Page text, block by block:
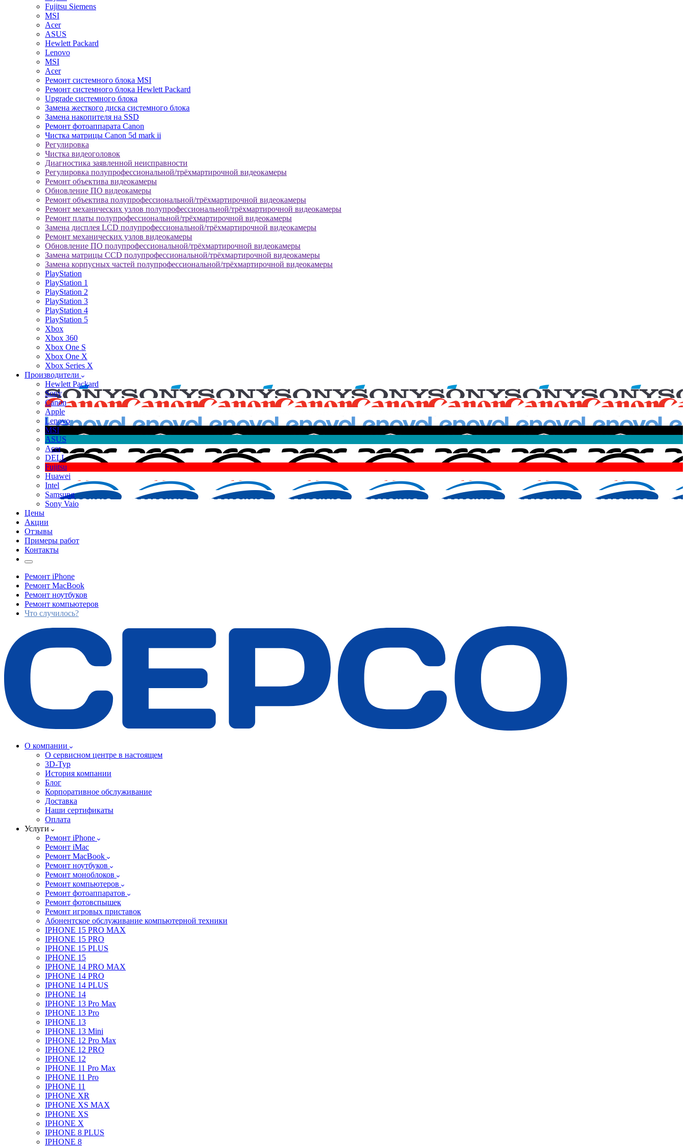
Fujitsu Siemens
MSI
Acer
ASUS
Hewlett Packard
Lenovo
MSI
Acer
Ремонт системного блока MSI
Ремонт системного блока Hewlett Packard
Upgrade системного блока
Замена жесткого диска системного блока
Замена накопителя на SSD
Ремонт фотоаппарата Canon
Чистка матрицы Canon 5d mark ii
Регулировка
Чистка видеоголовок
Диагностика заявленной неисправности
Регулировка полупрофессиональной/трёхмартирочной видеокамеры
Ремонт объектива видеокамеры
Обновление ПО видеокамеры
Ремонт объектива полупрофессиональной/трёхмартирочной видеокамеры
Ремонт механических узлов полупрофессиональной/трёхмартирочной видеокамеры
Ремонт платы полупрофессиональной/трёхмартирочной видеокамеры
Замена дисплея LCD полупрофессиональной/трёхмартирочной видеокамеры
Ремонт механических узлов видеокамеры
Обновление ПО полупрофессиональной/трёхмартирочной видеокамеры
Замена матрицы CCD полупрофессиональной/трёхмартирочной видеокамеры
Замена корпусных частей полупрофессиональной/трёхмартирочной видеокамеры
PlayStation
PlayStation 1
PlayStation 2
PlayStation 3
PlayStation 4
PlayStation 5
Xbox
Xbox 360
Xbox One S
Xbox One X
Xbox Series X
Производители
Hewlett Packard
Sony
Canon
Apple
Lenovo
MSI
ASUS
Acer
DELL
Fujitsu
Huawei
Intel
Samsung
Sony Vaio
Цены
Акции
Отзывы
Примеры работ
Контакты
Ремонт iPhone
Ремонт MacBook
Ремонт ноутбуков
Ремонт компьютеров
Что случилось?
О компании
О сервисном центре в настоящем
3D-Тур
История компании
Блог
Корпоративное обслуживание
Доставка
Наши сертификаты
Оплата
Услуги
Ремонт iPhone
Ремонт iMac
Ремонт MacBook
Ремонт ноутбуков
Ремонт моноблоков
Ремонт компьютеров
Ремонт фотоаппаратов
Ремонт фотовспышек
Ремонт игровых приставок
Абонентское обслуживание компьютерной техники
IPHONE 15 PRO MAX
IPHONE 15 PRO
IPHONE 15 PLUS
IPHONE 15
IPHONE 14 PRO MAX
IPHONE 14 PRO
IPHONE 14 PLUS
IPHONE 14
IPHONE 13 Pro Max
IPHONE 13 Pro
IPHONE 13
IPHONE 13 Mini
IPHONE 12 Pro Max
IPHONE 12 PRO
IPHONE 12
IPHONE 11 Pro Max
IPHONE 11 Pro
IPHONE 11
IPHONE XR
IPHONE XS MAX
IPHONE XS
IPHONE X
IPHONE 8 PLUS
IPHONE 8